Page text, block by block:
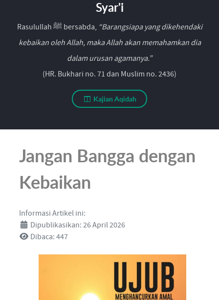
Syar'i
Rasulullah ﷺ bersabda, “Barangsiapa yang dikehendaki
kebaikan oleh Allah, maka Allah akan memahamkan dia
dalam urusan agamanya.”
(HR. Bukhari no. 71 dan Muslim no. 2436)
Kajian Aqidah
Jangan Bangga dengan
Kebaikan
Informasi Artikel ini:
Dipublikasikan: 26 April 2026
Dibaca: 447